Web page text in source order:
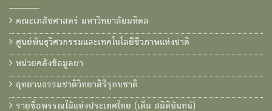
คณะเภสัชศาสตร์ มหาวิทยาลัยมหิดล
ศูนย์พันธุวิศวกรรมและเทคโนโลยีชีวภาพแห่งชาติ
หน่วยคลังข้อมูลยา
อุทยานธรรมชาติวิทยาสิรีรุกขชาติ
รายชื่อพรรณไม้แห่งประเทศไทย (เต็ม สมิตินันทน์)